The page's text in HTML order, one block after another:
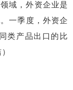
域，外资企业是
一季度，外资企
类产品出口的比